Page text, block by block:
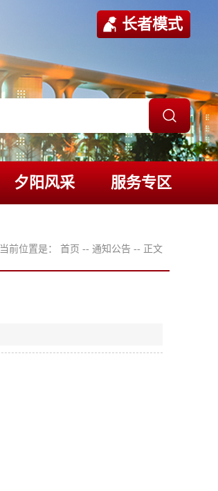
长者模式
夕阳风采 服务专区
当前位置是： 首页 -- 通知公告 -- 正文